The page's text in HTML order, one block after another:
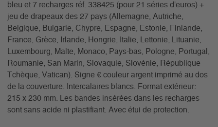
bleu et 7 recharges réf. 338425 (pour 21 séries d'euros) +
jeu de drapeaux des 27 pays (Allemagne, Autriche,
Belgique, Bulgarie, Chypre, Espagne, Estonie, Finlande,
France, Grèce, Irlande, Hongrie, Italie, Lettonie, Lituanie,
Luxembourg, Malte, Monaco, Pays-bas, Pologne, Portugal,
Roumanie, San Marin, Slovaquie, Slovénie, République
Tchèque, Vatican). Signe € couleur argent imprimé au dos
de la couverture. Intercalaires blancs. Format extérieur:
215 x 230 mm. Les bandes insérées dans les recharges
sont sans acide ni plastifiant. Avec étui de protection.